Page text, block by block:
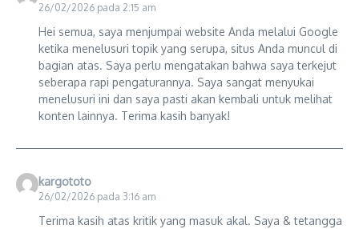
26/02/2026 pada 2:15 am
Hei semua, saya menjumpai website Anda melalui Google
ketika menelusuri topik yang serupa, situs Anda muncul di
bagian atas. Saya perlu mengatakan bahwa saya terkejut
seberapa rapi pengaturannya. Saya sangat menyukai
menelusuri ini dan saya pasti akan kembali untuk melihat
konten lainnya. Terima kasih banyak!
kargototo
26/02/2026 pada 3:16 am
Terima kasih atas kritik yang masuk akal. Saya & tetangga